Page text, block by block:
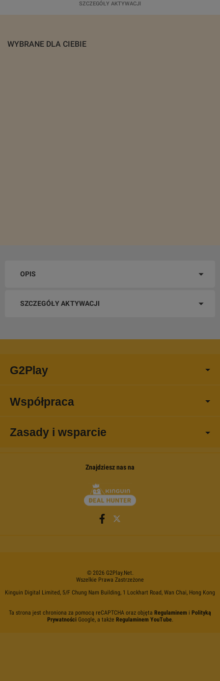
SZCZEGÓŁY AKTYWACJI
WYBRANE DLA CIEBIE
OPIS
SZCZEGÓŁY AKTYWACJI
G2Play
Współpraca
Zasady i wsparcie
Znajdziesz nas na
© 2026 G2Play.net.
Wszelkie Prawa Zastrzeżone
Kinguin Digital Limited, 5/F Chung Nam Building, 1 Lockhart Road, Wan Chai, Hong Kong
Ta strona jest chroniona za pomocą reCAPTCHA oraz objęta Regulaminem i Polityką
PrywatnościGoogle, a także Regulaminem YouTube.